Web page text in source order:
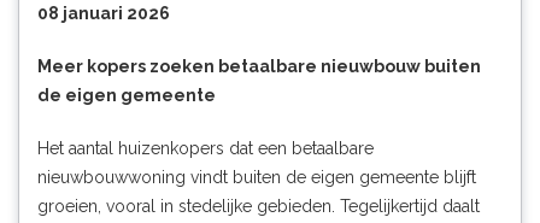
08 januari 2026
Meer kopers zoeken betaalbare nieuwbouw buiten
de eigen gemeente
Het aantal huizenkopers dat een betaalbare
nieuwbouwwoning vindt buiten de eigen gemeente blijft
groeien, vooral in stedelijke gebieden. Tegelijkertijd daalt